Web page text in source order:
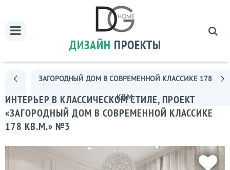
ДИЗАЙН ПРОЕКТЫ
ЗАГОРОДНЫЙ ДОМ В СОВРЕМЕННОЙ КЛАССИКЕ 178
КВ.М.
ИНТЕРЬЕР В КЛАССИЧЕСКОМ СТИЛЕ, ПРОЕКТ
«ЗАГОРОДНЫЙ ДОМ В СОВРЕМЕННОЙ КЛАССИКЕ
178 КВ.М.» №3